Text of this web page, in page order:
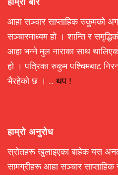
आहा सञ्चार साप्ताहिक रुकुमको
सञ्चारमाध्यम हो । शान्ति र
आहा भन्ने मुल नाराका साथ
हो । पत्रिका रुकुम पश्चिमबाट
भैरहेको छ । .. थप !
हाम्रो अनुरोध
स्रोतहरू खुलाइएका बाहेक यस
सामग्रीहरू आहा सञ्चार